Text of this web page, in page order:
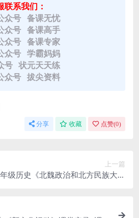
系我们：
众号 备课无忧
众号 备课高手
众号 备课专家
众号 学霸妈妈
号 状元天天练
众号 拔尖资料
分享 收藏 点赞(0)
上一篇
年级历史《北魏政治和北方民族大交